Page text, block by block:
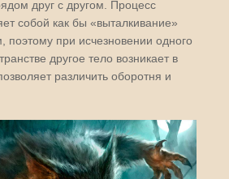
друг с другом. Процесс
собой как бы «выталкивание»
поэтому при исчезновении одного
другое тело возникает в
различить оборотня и